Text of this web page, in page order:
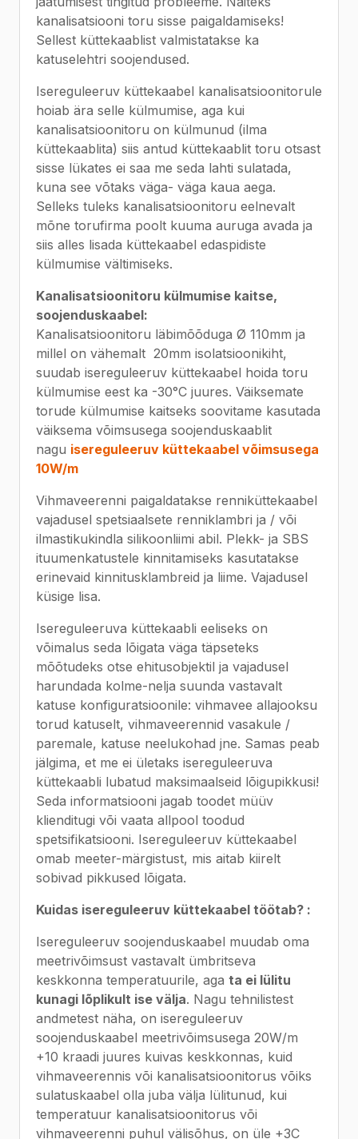
kanalisatsiooni toru sisse paigaldamiseks!
Sellest küttekaablist valmistatakse ka
katuselehtri soojendused.
Isereguleeruv küttekaabel kanalisatsioonitorule
hoiab ära selle külmumise, aga kui
kanalisatsioonitoru on külmunud (ilma
küttekaablita) siis antud küttekaablit toru otsast
sisse lükates ei saa me seda lahti sulatada,
kuna see võtaks väga- väga kaua aega.
Selleks tuleks kanalisatsioonitoru eelnevalt
mõne torufirma poolt kuuma auruga avada ja
siis alles lisada küttekaabel edaspidiste
külmumise vältimiseks.
Kanalisatsioonitoru külmumise kaitse,
soojenduskaabel:
Kanalisatsioonitoru läbimõõduga Ø 110mm ja
millel on vähemalt 20mm isolatsioonikiht,
suudab isereguleeruv küttekaabel hoida toru
külmumise eest ka -30°C juures. Väiksemate
torude külmumise kaitseks soovitame kasutada
väiksema võimsusega soojenduskaablit
nagu isereguleeruv küttekaabel võimsusega
10W/m
Vihmaveerenni paigaldatakse renniküttekaabel
vajadusel spetsiaalsete renniklambri ja / või
ilmastikukindla silikoonliimi abil. Plekk- ja SBS
ituumenkatustele kinnitamiseks kasutatakse
erinevaid kinnitusklambreid ja liime. Vajadusel
küsige lisa.
Isereguleeruva küttekaabli eeliseks on
võimalus seda lõigata väga täpseteks
mõõtudeks otse ehitusobjektil ja vajadusel
harundada kolme-nelja suunda vastavalt
katuse konfiguratsioonile: vihmavee allajooksu
torud katuselt, vihmaveerennid vasakule /
paremale, katuse neelukohad jne. Samas peab
jälgima, et me ei ületaks isereguleeruva
küttekaabli lubatud maksimaalseid lõigupikkusi!
Seda informatsiooni jagab toodet müüv
klienditugi või vaata allpool toodud
spetsifikatsiooni. Isereguleeruv küttekaabel
omab meeter-märgistust, mis aitab kiirelt
sobivad pikkused lõigata.
Kuidas isereguleeruv küttekaabel töötab? :
Isereguleeruv soojenduskaabel muudab oma
meetrivõimsust vastavalt ümbritseva
keskkonna temperatuurile, aga ta ei lülitu
kunagi lõplikult ise välja. Nagu tehnilistest
andmetest näha, on isereguleeruv
soojenduskaabel meetrivõimsusega 20W/m
+10 kraadi juures kuivas keskkonnas, kuid
vihmaveerennis või kanalisatsioonitorus võiks
sulatuskaabel olla juba välja lülitunud, kui
temperatuur kanalisatsioonitorus või
vihmaveerenni puhul välisõhus, on üle +3C